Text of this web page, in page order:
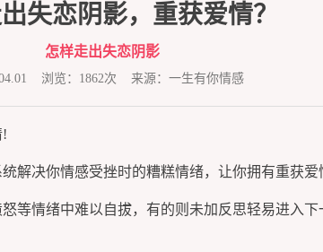
失恋阴影，重获爱情？
怎样走出失恋阴影
浏览：1862次 来源：一生有你情感
!
解决你情感受挫时的糟糕情绪，让你拥有重获爱
等情绪中难以自拔，有的则未加反思轻易进入